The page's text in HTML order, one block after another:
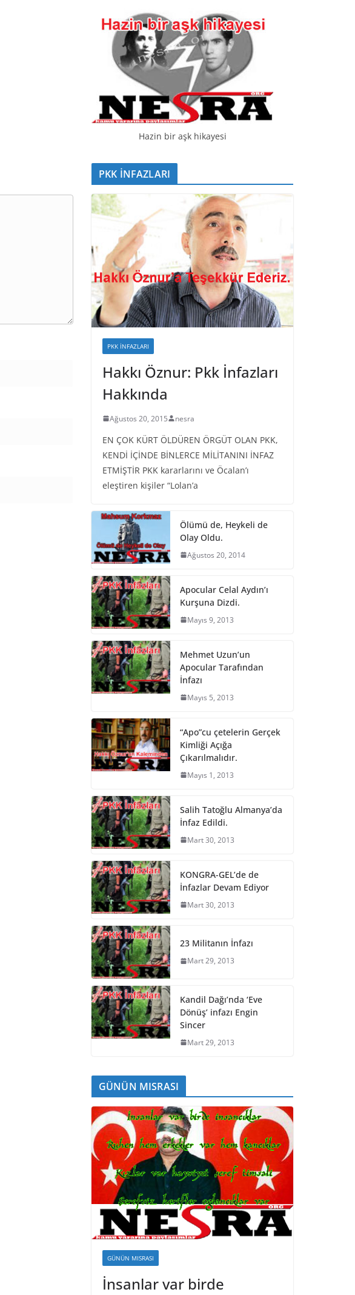
Hazin bir aşk hikayesi
PKK İNFAZLARI
PKK İNFAZLARI
Hakkı Öznur: Pkk İnfazları
Hakkında
Ağustos 20, 2015 nesra
EN ÇOK KÜRT ÖLDÜREN ÖRGÜT OLAN PKK,
KENDİ İÇİNDE BİNLERCE MİLİTANINI İNFAZ
ETMİŞTİR PKK kararlarını ve Öcalan’ı
eleştiren kişiler “Lolan’a
Ölümü de, Heykeli de
Olay Oldu.
Ağustos 20, 2014
Apocular Celal Aydın’ı
Kurşuna Dizdi.
Mayıs 9, 2013
Mehmet Uzun’un
Apocular Tarafından
İnfazı
Mayıs 5, 2013
“Apo”cu çetelerin Gerçek
Kimliği Açığa
Çıkarılmalıdır.
Mayıs 1, 2013
Salih Tatoğlu Almanya’da
İnfaz Edildi.
Mart 30, 2013
KONGRA-GEL’de de
İnfazlar Devam Ediyor
Mart 30, 2013
23 Militanın İnfazı
Mart 29, 2013
Kandil Dağı’nda ‘Eve
Dönüş’ infazı Engin
Sincer
Mart 29, 2013
GÜNÜN MISRASI
GÜNÜN MISRASI
İnsanlar var birde